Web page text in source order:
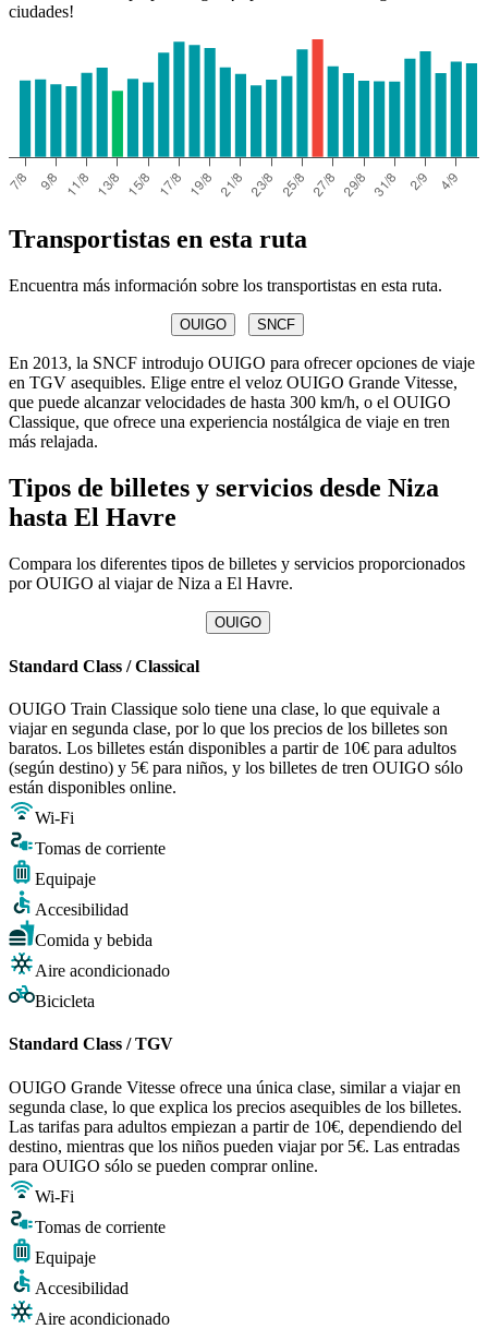
ciudades!
Transportistas en esta ruta
Encuentra más información sobre los transportistas en esta ruta.
OUIGO SNCF
En 2013, la SNCF introdujo OUIGO para ofrecer opciones de viaje
en TGV asequibles. Elige entre el veloz OUIGO Grande Vitesse,
que puede alcanzar velocidades de hasta 300 km/h, o el OUIGO
Classique, que ofrece una experiencia nostálgica de viaje en tren
más relajada.
Tipos de billetes y servicios desde Niza
hasta El Havre
Compara los diferentes tipos de billetes y servicios proporcionados
por OUIGO al viajar de Niza a El Havre.
OUIGO
Standard Class / Classical
OUIGO Train Classique solo tiene una clase, lo que equivale a
viajar en segunda clase, por lo que los precios de los billetes son
baratos. Los billetes están disponibles a partir de 10€ para adultos
(según destino) y 5€ para niños, y los billetes de tren OUIGO sólo
están disponibles online.
Wi-Fi
Tomas de corriente
Equipaje
Accesibilidad
Comida y bebida
Aire acondicionado
Bicicleta
Standard Class / TGV
OUIGO Grande Vitesse ofrece una única clase, similar a viajar en
segunda clase, lo que explica los precios asequibles de los billetes.
Las tarifas para adultos empiezan a partir de 10€, dependiendo del
destino, mientras que los niños pueden viajar por 5€. Las entradas
para OUIGO sólo se pueden comprar online.
Wi-Fi
Tomas de corriente
Equipaje
Accesibilidad
Aire acondicionado